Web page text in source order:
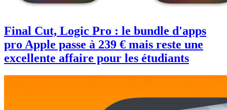
Final Cut, Logic Pro : le bundle d'apps
pro Apple passe à 239 € mais reste une
excellente affaire pour les étudiants